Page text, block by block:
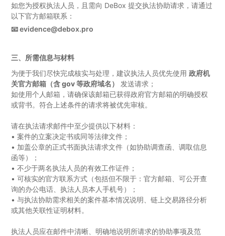
如您为授权执法人员，且需向 DeBox 提交执法协助请求，请通过
以下官方邮箱联系：
📧 evidence@debox.pro
三、所需信息与材料
为便于我们尽快完成核实与处理，建议执法人员优先使用 政府机
关官方邮箱（含 gov 等政府域名）
发送请求；
如使用个人邮箱，请确保该邮箱已获得政府官方邮箱的明确授权
或背书。符合上述条件的请求将被优先审核。
请在执法请求邮件中至少提供以下材料：
•案件的立案决定书或同等法律文件；
• 加盖公章的正式书面执法请求文件（如协助调查函、调取信息
函等）；
•不少于两名执法人员的有效工作证件；
• 可核实的官方联系方式（包括但不限于：官方邮箱、可公开查
询的办公电话、执法人员本人手机号）；
• 与执法协助需求相关的案件基本情况说明、链上交易路径分析
或其他关联性证明材料。
执法人员应在邮件中清晰、明确地说明所请求的协助事项及范